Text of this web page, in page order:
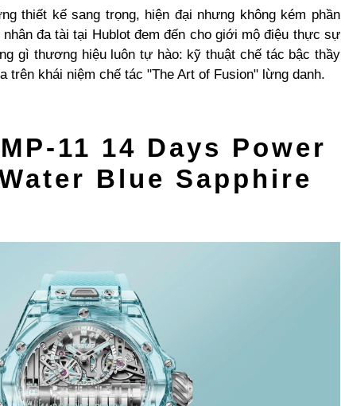
thiết kế sang trọng, hiện đại nhưng không kém phần
đa tài tại Hublot đem đến cho giới mộ điệu thực sự
gì thương hiệu luôn tự hào: kỹ thuật chế tác bậc thầy
trên khái niệm chế tác "The Art of Fusion" lừng danh.
11 14 Days Power
Blue Sapphire